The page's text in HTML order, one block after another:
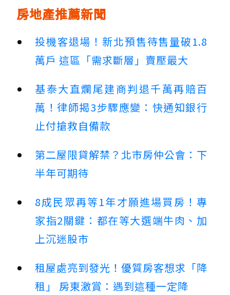
房地產推薦新聞
投機客退場！新北預售待售量破1.8
萬戶 這區「需求斷層」賣壓最大
基泰大直爛尾建商判退千萬再賠百
萬！律師揭3步驟應變：快通知銀行
止付搶救自備款
第二屋限貸解禁？北市房仲公會：下
半年可期待
8成民眾再等1年才願進場買房！專
家指2關鍵：都在等大選端牛肉、加
上沉迷股市
租屋處亮到發光！優質房客想求「降
租」 房東激賞：遇到這種一定降